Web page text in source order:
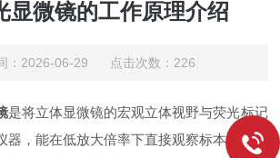
显微镜的工作原理介绍
：2026-06-29 点击次数：226
是将立体显微镜的宏观立体视野与荧光标记
器，能在低放大倍率下直接观察标本的整体